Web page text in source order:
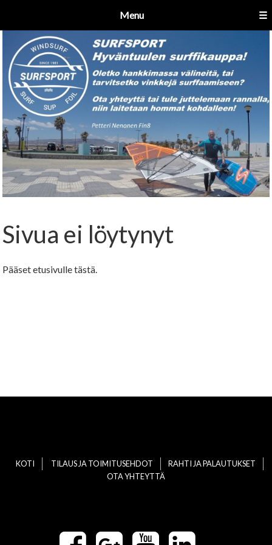
Menu ☰
Sivua ei löytynyt
Pääset etusivulletästä.
KOTI TILAUS JA TOIMITUSEHDOT
RAHTI JA PALAUTUKSET
OTA YHTEYTTÄ